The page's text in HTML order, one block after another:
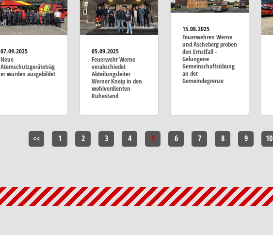
07.09.2025
Neue
Atemschutzgeräteträg
er wurden ausgebildet
05.09.2025
Feuerwehr Werne
verabschiedet
Abteilungsleiter
Werner Kneip in den
wohlverdienten
Ruhestand
15.08.2025
Feuerwehren Werne
und Ascheberg proben
den Ernstfall -
Gelungene
Gemeinschaftsübung
an der
Gemeindegrenze
<< 1 2 3 4 5 6 7 8 9 10